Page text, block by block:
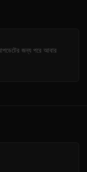
জন্য পরে আবার